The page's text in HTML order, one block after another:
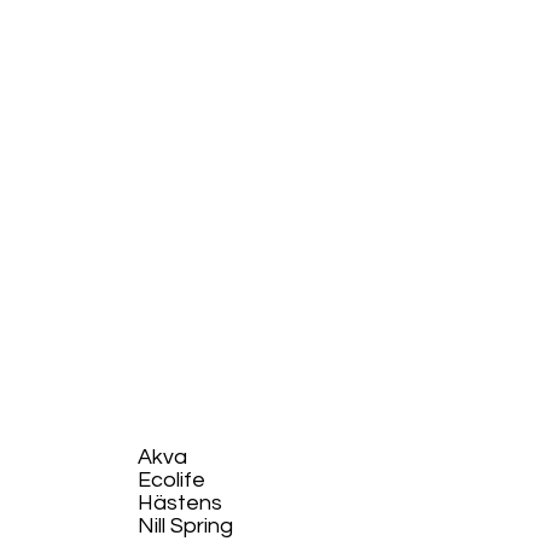
Akva
Ecolife​
Hästens
Nill Spring